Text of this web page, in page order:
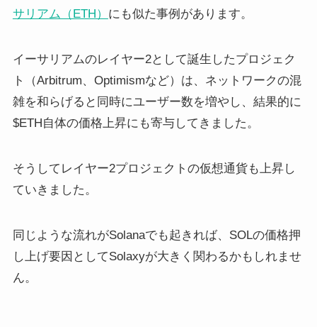
サリアム（ETH） にも似た事例があります。
イーサリアムのレイヤー2として誕生したプロジェク
ト（Arbitrum、Optimismなど）は、ネットワークの混
雑を和らげると同時にユーザー数を増やし、結果的に
$ETH自体の価格上昇にも寄与してきました。
そうしてレイヤー2プロジェクトの仮想通貨も上昇し
ていきました。
同じような流れがSolanaでも起きれば、SOLの価格押
し上げ要因としてSolaxyが大きく関わるかもしれませ
ん。